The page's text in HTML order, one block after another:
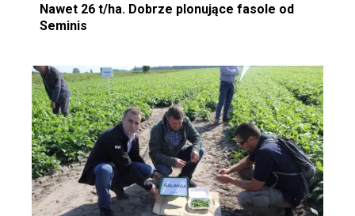
Nawet 26 t/ha. Dobrze plonujące fasole od
Seminis